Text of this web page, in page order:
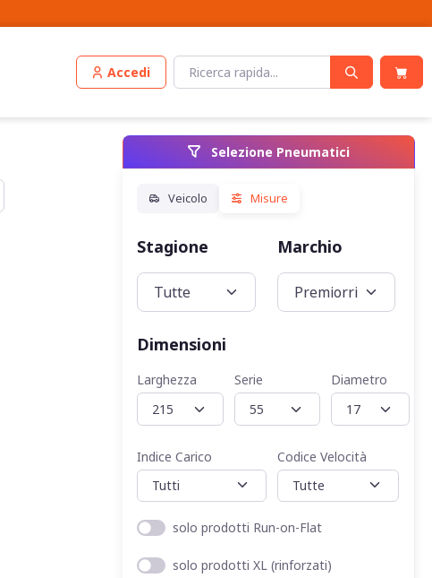
Accedi
Selezione Pneumatici
Stagione Marchio
Dimensioni
Larghezza Serie Diametro
Indice Carico Codice Velocità
solo prodotti Run-on-Flat
solo prodotti XL (rinforzati)